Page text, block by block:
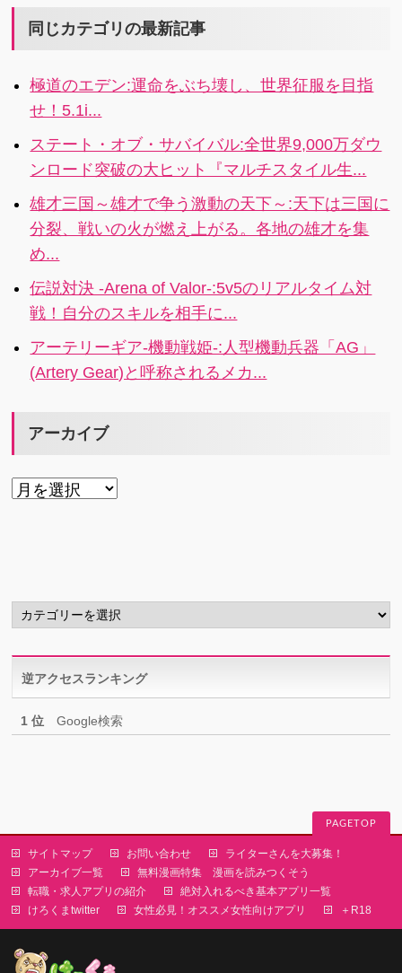
遂に幕を開け
RPG「ドラゴ
ンスラッシ
ュ」！4
同じカテゴリの最新記事
極道のエデン:運命をぶち壊し、世界征服を目指
せ！5.1i...
ステート・オブ・サバイバル:全世界9,000万ダウ
ンロード突破の大ヒット『マルチスタイル生...
雄才三国～雄才で争う激動の天下～:天下は三国に
分裂、戦いの火が燃え上がる。各地の雄才を集
め...
伝説対決 -Arena of Valor-:5v5のリアルタイム対
戦！自分のスキルを相手に...
アーテリーギア-機動戦姫-:人型機動兵器「AG」
(Artery Gear)と呼称されるメカ...
アーカイブ
ア
カ
テ
リ
ー逆アクセスランキング
1 位 Google検索
PAGETOP
サイトマップ お問い合わせ
ライターさんを大募集！
アーカイブ一覧
無料漫画特集 漫画を読みつくそう
転職・求人アプリの紹介
絶対入れるべき基本アプリ一覧
けろくまtwitter
女性必見！オススメ女性向けアプリ ＋R18